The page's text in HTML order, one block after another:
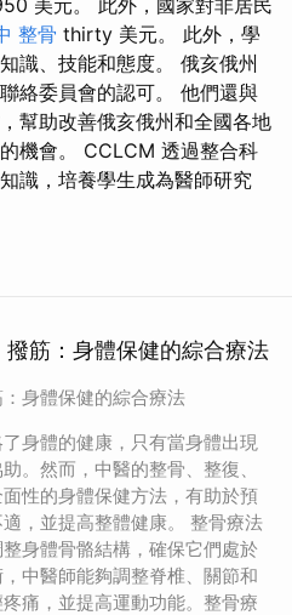
美元。 此外，國家對非居民
整骨 thirty 美元。 此外，學
識、技能和態度。 俄亥俄州
絡委員會的認可。 他們還與
幫助改善俄亥俄州和全國各地
機會。 CCLCM 透過整合科
識，培養學生成為醫師研究
筋：身體保健的綜合療法
身體保健的綜合療法
身體的健康，只有當身體出現
。然而，中醫的整骨、整復、
性的身體保健方法，有助於預
，並提高整體健康。 整骨療法
身體骨骼結構，確保它們處於
中醫師能夠調整脊椎、關節和
痛，並提高運動功能。整骨療